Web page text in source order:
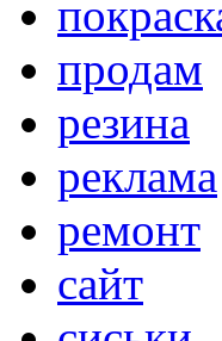
продам
резина
реклама
ремонт
сайт